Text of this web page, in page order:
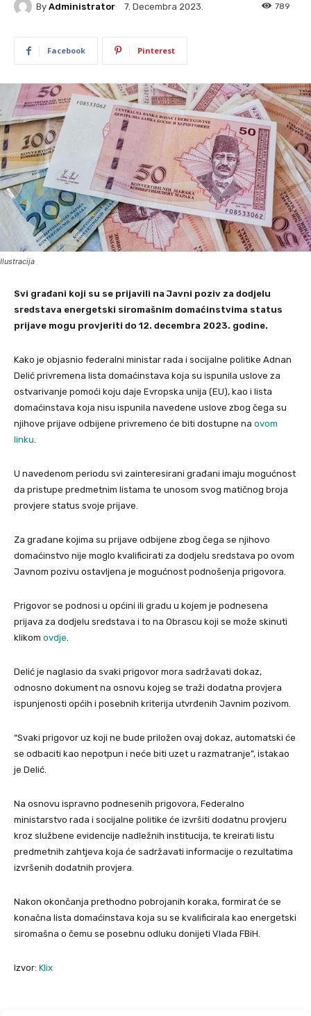
By Administrator 7. Decembra 2023. 789
Facebook Pinterest
Ilustracija
Svi građani koji su se prijavili na Javni poziv za dodjelu
sredstava energetski siromašnim domaćinstvima status
prijave mogu provjeriti do 12. decembra 2023. godine.
Kako je objasnio federalni ministar rada i socijalne politike Adnan
Delić privremena lista domaćinstava koja su ispunila uslove za
ostvarivanje pomoći koju daje Evropska unija (EU), kao i lista
domaćinstava koja nisu ispunila navedene uslove zbog čega su
njihove prijave odbijene privremeno će biti dostupne na ovom
linku
U navedenom periodu svi zainteresirani građani imaju mogućnost
da pristupe predmetnim listama te unosom svog matičnog broja
provjere status svoje prijave.
Za građane kojima su prijave odbijene zbog čega se njihovo
domaćinstvo nije moglo kvalificirati za dodjelu sredstava po ovom
Javnom pozivu ostavljena je mogućnost podnošenja prigovora.
Prigovor se podnosi u općini ili gradu u kojem je podnesena
prijava za dodjelu sredstava i to na Obrascu koji se može skinuti
klikom ovdje
Delić je naglasio da svaki prigovor mora sadržavati dokaz,
odnosno dokument na osnovu kojeg se traži dodatna provjera
ispunjenosti općih i posebnih kriterija utvrđenih Javnim pozivom.
“Svaki prigovor uz koji ne bude priložen ovaj dokaz, automatski će
se odbaciti kao nepotpun i neće biti uzet u razmatranje”, istakao
je Delić.
Na osnovu ispravno podnesenih prigovora, Federalno
ministarstvo rada i socijalne politike će izvršiti dodatnu provjeru
kroz službene evidencije nadležnih institucija, te kreirati listu
predmetnih zahtjeva koja će sadržavati informacije o rezultatima
izvršenih dodatnih provjera.
Nakon okončanja prethodno pobrojanih koraka, formirat će se
konačna lista domaćinstava koja su se kvalificirala kao energetski
siromašna o čemu se posebnu odluku donijeti Vlada FBiH.
Izvor: Klix